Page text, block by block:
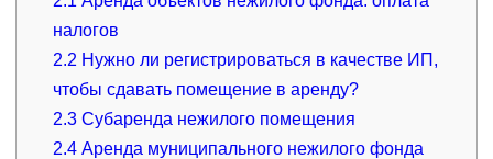
налогов
2.2 Нужно ли регистрироваться в качестве ИП,
чтобы сдавать помещение в аренду?
2.3 Субаренда нежилого помещения
2.4 Аренда муниципального нежилого фонда